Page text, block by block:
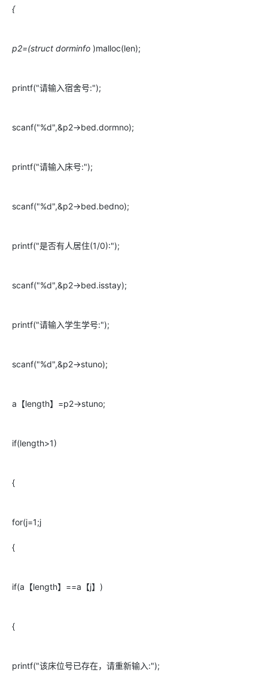
{
p2=(struct dorminfo )malloc(len);
printf("请输入宿舍号:");
scanf("%d",&p2->bed.dormno);
printf("请输入床号:");
scanf("%d",&p2->bed.bedno);
printf("是否有人居住(1/0):");
scanf("%d",&p2->bed.isstay);
printf("请输入学生学号:");
scanf("%d",&p2->stuno);
a【length】=p2->stuno;
if(length>1)
{
for(j=1;j
{
if(a【length】==a【j】)
{
printf("该床位号已存在，请重新输入:");